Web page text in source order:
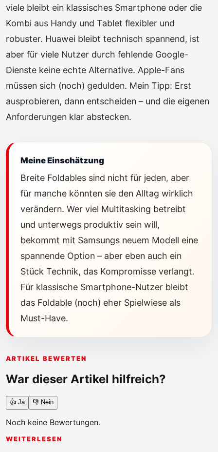
viele bleibt ein klassisches Smartphone oder die
Kombi aus Handy und Tablet flexibler und
robuster. Huawei bleibt technisch spannend, ist
aber für viele Nutzer durch fehlende Google-
Dienste keine echte Alternative. Apple-Fans
müssen sich (noch) gedulden. Mein Tipp: Erst
ausprobieren, dann entscheiden – und die eigenen
Anforderungen klar abstecken.
Meine Einschätzung
Breite Foldables sind nicht für jeden, aber
für manche könnten sie den Alltag wirklich
verändern. Wer viel Multitasking betreibt
und unterwegs produktiv sein will,
bekommt mit Samsungs neuem Modell eine
spannende Option – aber eben auch ein
Stück Technik, das Kompromisse verlangt.
Für klassische Smartphone-Nutzer bleibt
das Foldable (noch) eher Spielwiese als
Must-Have.
ARTIKEL BEWERTEN
War dieser Artikel hilfreich?
👍 Ja 👎 Nein
Noch keine Bewertungen.
WEITERLESEN